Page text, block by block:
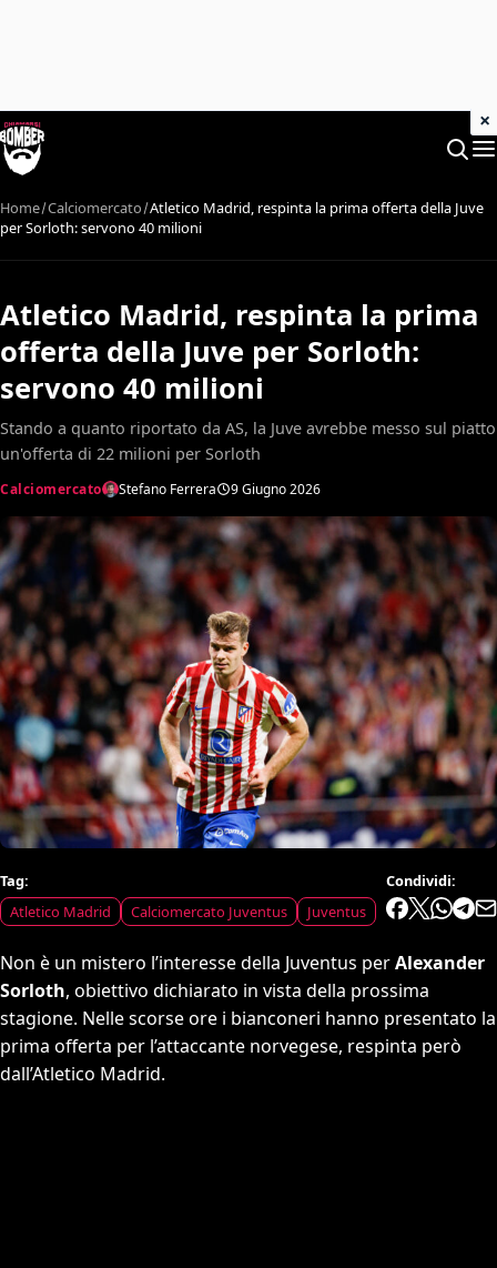
Home Calciomercato Atletico Madrid, respinta la prima offerta della Juve
per Sorloth: servono 40 milioni
Atletico Madrid, respinta la prima
offerta della Juve per Sorloth:
servono 40 milioni
Stando a quanto riportato da AS, la Juve avrebbe messo sul piatto
un'offerta di 22 milioni per Sorloth
Calciomercato Stefano Ferrera 9 Giugno 2026
Tag:
Atletico Madrid
Calciomercato Juventus Juventus
Condividi:
Non è un mistero l’interesse della Juventus perAlexander
Sorloth, obiettivo dichiarato in vista della prossima
stagione. Nelle scorse ore i bianconeri hanno presentato la
prima offerta per l’attaccante norvegese, respinta però
dall’Atletico Madrid.
×